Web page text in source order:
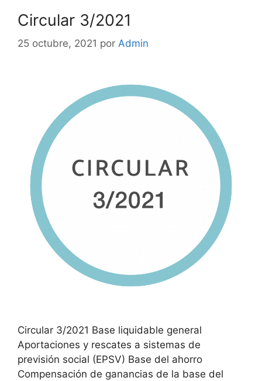
Circular 3/2021
25 octubre, 2021 por Admin
Circular 3/2021 Base liquidable general
Aportaciones y rescates a sistemas de
previsión social (EPSV) Base del ahorro
Compensación de ganancias de la base del